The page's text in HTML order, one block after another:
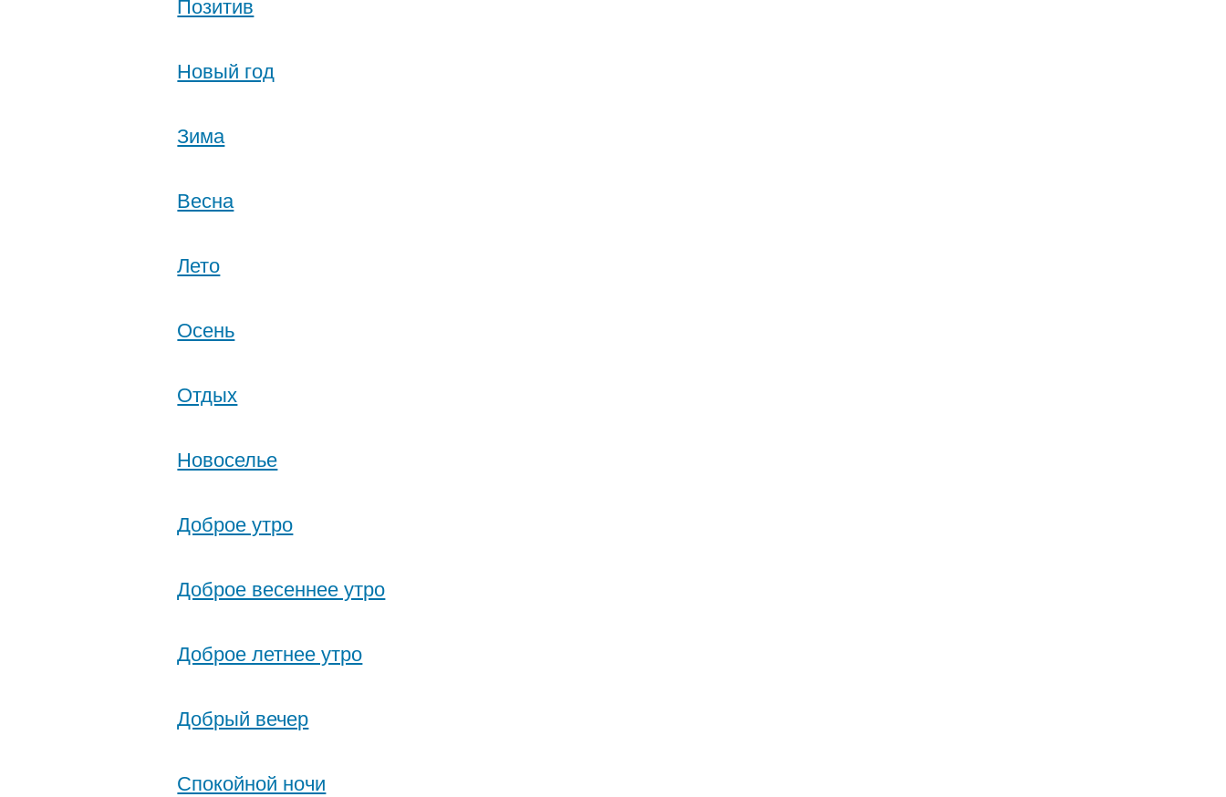
Новый год
Зима
Весна
Лето
Осень
Отдых
Новоселье
Доброе утро
Доброе весеннее утро
Доброе летнее утро
Добрый вечер
Спокойной ночи